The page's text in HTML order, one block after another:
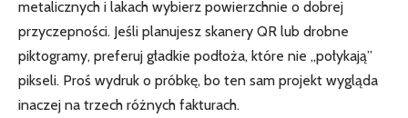
metalicznych i lakach wybierz powierzchnie o dobrej
przyczepności. Jeśli planujesz skanery QR lub drobne
piktogramy, preferuj gładkie podłoża, które nie „połykają”
pikseli. Proś wydruk o próbkę, bo ten sam projekt wygląda
inaczej na trzech różnych fakturach.